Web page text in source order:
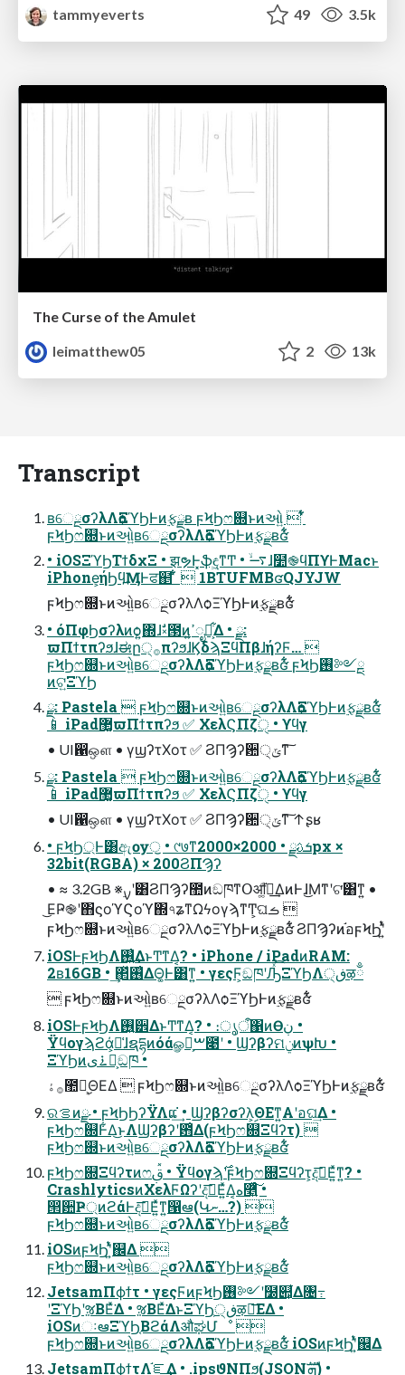
tammyeverts
49 3.5k
The Curse of the Amulet
leimatthew05
2 13k
Transcript
ʙେྔσʔλΛѻ͏ΞϓϦͰͷ࣮ફྫʙ ϝϞϦෆ଍ͱͷઓ͍  ͋͋͏͑
ϝϞϦෆ଍ͱͷઓ͍ʙେྔσʔλΛѻ͏ΞϓϦͰͷ࣮ફྫʙʛ͋͋͏͑
• iOSΞϓϦΤϯδχΞ • झຯͰ͓ֆඳ͖ͳͲ • ࠷ۙɺ໺֎ϥΠϒͰMacͱ
iPhone͕ήϦϥ߽ӍͰਫ຅ ͋͋͏͑  1BTUFMBʛQJYJW
ϝϞϦෆ଍ͱͷઓ͍ʙେྔσʔλΛѻ͏ΞϓϦͰͷ࣮ફྫʙʛ͋͋͏͑
• όΠφϦσʔλͷѻ͍΍ɺࣗ༝౓ͷߴ͍ೖྗ͕͋Δ • ྫ:
ϖΠϯτπʔϧɺಈը੍࡞πʔϧɺϏδϡΞϥΠβɺήʔϜ… 
ϝϞϦෆ଍ͱͷઓ͍ʙେྔσʔλΛѻ͏ΞϓϦͰͷ࣮ફྫʙʛ͋͋͏͑ ϝϞϦ࢖༻ྔ
ͷଟ͍ΞϓϦ
ྫ: Pastela  ϝϞϦෆ଍ͱͷઓ͍ʙେྔσʔλΛѻ͏ΞϓϦͰͷ࣮ફྫʙʛ͋͋͏͑
📱 iPad޲͚ϖΠϯτπʔϧ ✅ ΧελϚΠζੑ • ϒϥγ
• UI഑ஔ • γϣʔτΧοτ ✅ ϨΠϠʔ਺੍ݶͳ͠
ྫ: Pastela  ϝϞϦෆ଍ͱͷઓ͍ʙେྔσʔλΛѻ͏ΞϓϦͰͷ࣮ફྫʙʛ͋͋͏͑
📱 iPad޲͚ϖΠϯτπʔϧ ✅ ΧελϚΠζੑ • ϒϥγ
• UI഑ஔ • γϣʔτΧοτ ✅ ϨΠϠʔ਺੍ݶͳ͠ ↑ʂʁ
• ϝϞϦ্Ͱ͸ඇѹॖ • ୯७ͳܭࢉྫ • 2000×2000px ×
32bit(RGBA) × 200ϨΠϠʔ
• ≈ 3.2GB ※࣮ࡍʹ͸ϨΠϠʔ಺ͷඞཁͳՕॴ͚ͩ֬อ͢ΔͷͰɺ͜Μͳʹଟ͘͸ͳ͍ •
͜ΕҎ֎ʹ΋ϛοϓϚοϓ΍৭ʑͳΩϟογϡͳͲ͕ଘࡏ 
ϝϞϦෆ଍ͱͷઓ͍ʙେྔσʔλΛѻ͏ΞϓϦͰͷ࣮ફྫʙʛ͋͋͏͑ ϨΠϠʔͷ֬อϝϞϦʹ͍ͭͯ
iOSͰϝϞϦΛ࢖͍͗͢ΔͱͲ͏ͳΔ͔? • iPhone / iPadͷRAM:
2ʙ16GB • ͢΂ͯ࢖͑ΔΘ͚Ͱ͸ͳ͍ • γεςϜ͕ඞཁʹԠͯ͡ΞϓϦΛڧ੍ऴྃ
 ϝϞϦෆ଍ͱͷઓ͍ʙେྔσʔλΛѻ͏ΞϓϦͰͷ࣮ફྫʙʛ͋͋͏͑
iOSͰϝϞϦΛ࢖͍੾ΔͱͲ͏ͳΔ͔? • ։ൃऀ΁ͷӨڹ •
Ϋϥογϡϩά͕૿͑ɺຊདྷͷόάௐ͕ࠪࠔ೉ʹ • ϢʔβʔମݧͷѱԽ •
ΞϓϦͷ࠶ىಈ͕ඞཁ •
࡞ۀ಺༰͕ࣦΘΕΔ  ϝϞϦෆ଍ͱͷઓ͍ʙେྔσʔλΛѻ͏ΞϓϦͰͷ࣮ફྫʙʛ͋͋͏͑
ରࡦͷྫ • ϝϞϦϦʔΫΛແ͘͢ • Ϣʔβʔσʔλ͕ࣦΘΕͳ͍Α͏ʹอଘ͢Δ •
ϝϞϦෆ଍Ͱ͋Δ͜ͱΛϢʔβʔʹ఻͑Δ(ϝϞϦෆ଍Ξϥʔτ) 
ϝϞϦෆ଍ͱͷઓ͍ʙେྔσʔλΛѻ͏ΞϓϦͰͷ࣮ફྫʙʛ͋͋͏͑
ϝϞϦෆ଍Ξϥʔτͷෆࢥٞ • Ϋϥογϡ࣌ʹϝϞϦෆ଍Ξϥʔτ͕දࣔ͞Ε͍ͯͳ͍? •
CrashlyticsͷΧελϜΩʔʹදࣔ͞Ε͍ͯΔ͔ه࿥͍ͯͨ͠ •
൒਺Ҏ্ͷϩάͰදࣔ͞Ε͍ͯͳ͍൑ఆ(Կނ…?) 
ϝϞϦෆ଍ͱͷઓ͍ʙେྔσʔλΛѻ͏ΞϓϦͰͷ࣮ફྫʙʛ͋͋͏͑
iOSͷϝϞϦʹ͍ͭͯ஌Δ 
ϝϞϦෆ଍ͱͷઓ͍ʙେྔσʔλΛѻ͏ΞϓϦͰͷ࣮ફྫʙʛ͋͋͏͑
JetsamΠϕϯτ • γεςϜͷϝϞϦ࢖༻ʹ໰୊͕͋Δ৔߹
ʹΞϓϦʹૹΒΕͯ͘Δ • ૹΒΕͯ͘ΔͱΞϓϦ͕ڧ੍ऴྃ͞ΕΔ •
iOSͷઃఆΞϓϦ͔ΒϩάΛऔಘՄೳ 
ϝϞϦෆ଍ͱͷઓ͍ʙେྔσʔλΛѻ͏ΞϓϦͰͷ࣮ફྫʙʛ͋͋͏͑ iOSͷϝϞϦʹ͍ͭͯ஌Δ
JetsamΠϕϯτΛ֬ೝ͢Δ • .ipsϑΝΠϧ(JSONܗࣜ) •